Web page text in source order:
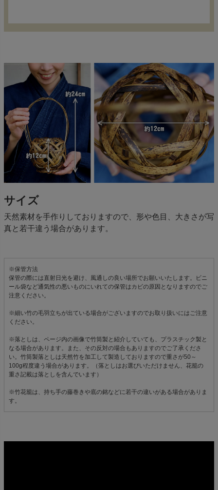
サイズ
天然素材を手作りしておりますので、形や色目、大きさが写
真と若干違う場合があります。
※保管方法
保管の際には直射日光を避け、風通しの良い場所でお願いいたします。ビニ
ール袋など通気性の悪いものにいれての保管はカビの原因となりますのでご
注意ください。
※細い竹の毛羽立ちが出ている場合がございますのでお取り扱いにはご注意
ください。
※落としは、ページ内の画像で竹筒製と紹介していても、プラスチック製と
なる場合があります。また、その反対の場合もありますのでご了承くださ
い。竹筒製落としは天然竹を加工して製造しておりますので重さが50～
100g程度違う場合があります。（落としはお選びいただけません、花籠の
重さ記載は落としを含んでいます）
※竹花籠は、持ち手の藤巻きや底の銘などに若干の違いがある場合がありま
す。